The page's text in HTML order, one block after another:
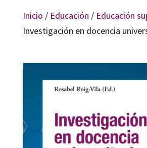
Inicio / Educación / Educación
Investigación en docencia